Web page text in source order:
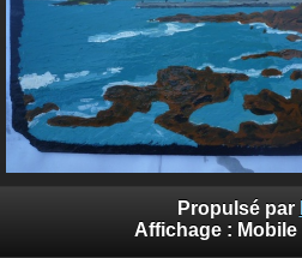
Propulsé par
Affichage : Mobile